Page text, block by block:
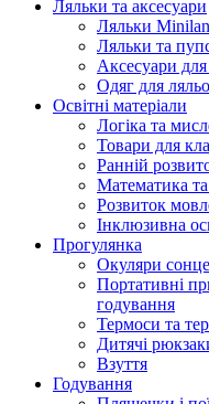
Ляльки та аксесуари
Ляльки
Ляльки та
Аксесуари
Одяг для
Освітні матеріали
Логіка та
Товари для
Ранній
Математика та
Розвиток
Інклюзивна
Прогулянка
Окуляри
Портативні
годування
Термоси та
Дитячі
Взуття
Годування